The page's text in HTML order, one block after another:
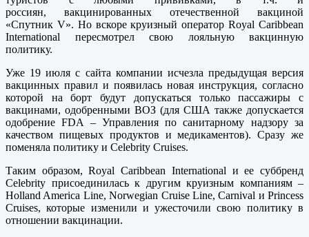
россиян, вакцинированных отечественной вакциной
«Спутник V». Но вскоре круизный оператор Royal Caribbean
International пересмотрел свою лояльную вакцинную
политику.
Уже 19 июля с сайта компании исчезла предыдущая версия
вакцинных правил и появилась новая инструкция, согласно
которой на борт будут допускаться только пассажиры с
вакцинами, одобренными ВОЗ (для США также допускается
одобрение FDA – Управления по санитарному надзору за
качеством пищевых продуктов и медикаментов). Сразу же
поменяла политику и Celebrity Cruises.
Таким образом, Royal Caribbean International и ее суббренд
Celebrity присоединилась к другим круизным компаниям –
Holland America Line, Norwegian Cruise Line, Carnival и Princess
Cruises, которые изменили и ужесточили свою политику в
отношении вакцинации.